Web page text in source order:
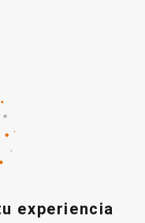
experiencia